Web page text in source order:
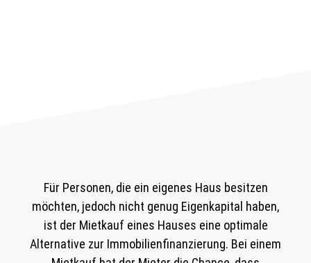
Für Personen, die ein eigenes Haus besitzen
möchten, jedoch nicht genug Eigenkapital haben,
ist der Mietkauf eines Hauses eine optimale
Alternative zur Immobilienfinanzierung. Bei einem